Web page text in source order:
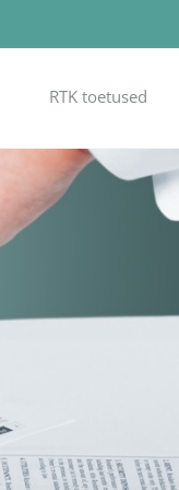
RTK toetused